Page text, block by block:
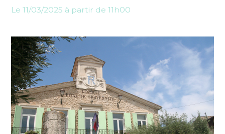
Le 11/03/2025 à partir de 11h00